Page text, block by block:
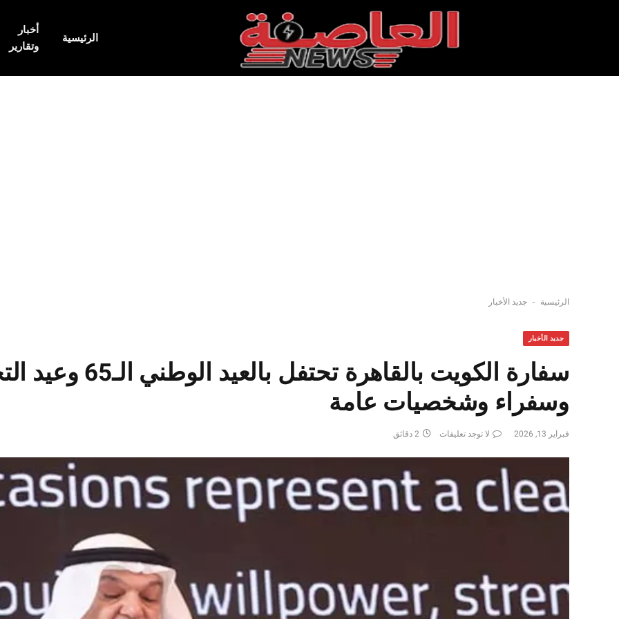
الرئيسية
أخبار
وتقارير
الرئيسية - جديد الأخبار
جديد الأخبار
وسفراء وشخصيات عامة
فبراير 13, 2026 لا توجد تعليقات 2 دقائق